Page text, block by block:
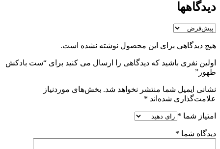
دیدگاهها
هیچ دیدگاهی برای این محصول نوشته نشده است.
اولین نفری باشید که دیدگاهی را ارسال می کنید برای “ست بادکش
طهور”
نشانی ایمیل شما منتشر نخواهد شد. بخش‌های موردنیاز
علامت‌گذاری شده‌اند *
امتیاز شما *
دیدگاه شما *